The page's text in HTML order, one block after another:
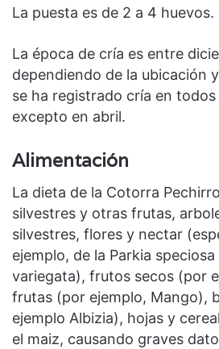
La puesta es de 2 a 4 huevos.
La época de cría es entre
dependiendo de la ubicación
se ha registrado cría en todos
excepto en abril.
Alimentación
La dieta de la Cotorra
silvestres y otras frutas,
silvestres, flores y nectar
ejemplo, de la Parkia
variegata), frutos secos (por
frutas (por ejemplo, Mango),
ejemplo Albizia), hojas y
el maiz, causando graves